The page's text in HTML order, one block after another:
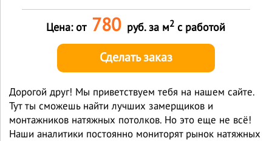
Цена: от 780 руб. за м2 с работой
Сделать заказ
Дорогой друг! Мы приветствуем тебя на нашем сайте.
Тут ты сможешь найти лучших замерщиков и
монтажников натяжных потолков. Но это еще не всё!
Наши аналитики постоянно мониторят рынок натяжных